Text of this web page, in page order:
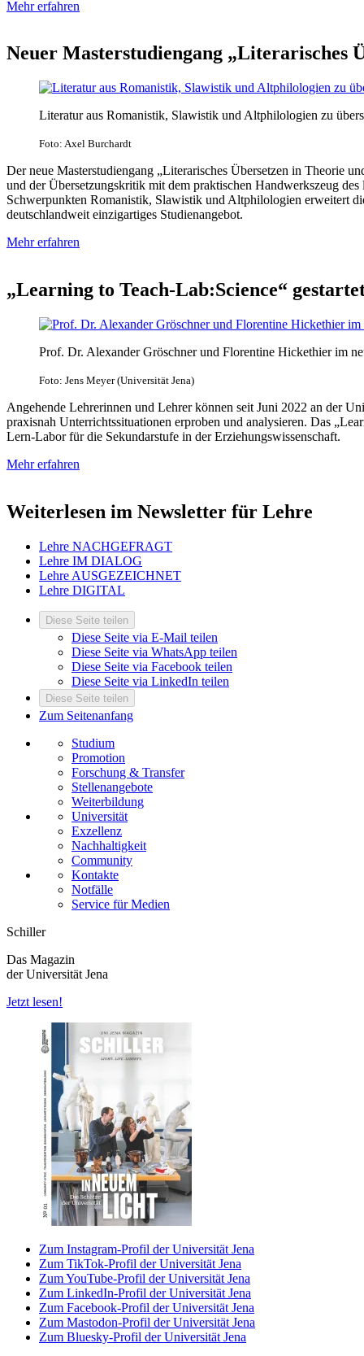
Mehr erfahren
Neuer Masterstudiengang „Literarisches
Literatur aus Romanistik, Slawistik und Altphilologien zu
Foto: Axel Burchardt
Der neue Masterstudiengang „Literarisches Übersetzen in Theorie
und der Übersetzungskritik mit dem praktischen Handwerkszeug
Schwerpunkten Romanistik, Slawistik und Altphilologien erweitert
deutschlandweit einzigartiges Studienangebot.
Mehr erfahren
„Learning to Teach-Lab:Science“
Prof. Dr. Alexander Gröschner und Florentine Hickethier im
Foto: Jens Meyer (Universität Jena)
Angehende Lehrerinnen und Lehrer können seit Juni 2022 an der
praxisnah Unterrichtssituationen erproben und analysieren. Das
Lern-Labor für die Sekundarstufe in der Erziehungs­wissenschaft.
Mehr erfahren
Weiterlesen im Newsletter für Lehre
Lehre NACHGEFRAGT
Lehre IM DIALOG
Lehre AUSGEZEICHNET
Lehre DIGITAL
Diese Seite teilen
Diese Seite via E-Mail teilen
Diese Seite via WhatsApp teilen
Diese Seite via Facebook teilen
Diese Seite via LinkedIn teilen
Diese Seite teilen
Zum Seitenanfang
Studium
Promotion
Forschung & Transfer
Stellenangebote
Weiterbildung
Universität
Exzellenz
Nachhaltigkeit
Community
Kontakte
Notfälle
Service für Medien
Schiller
Das Magazin
der Universität Jena
Jetzt lesen!
Zum Instagram-Profil der Universität Jena
Zum TikTok-Profil der Universität Jena
Zum YouTube-Profil der Universität Jena
Zum LinkedIn-Profil der Universität Jena
Zum Facebook-Profil der Universität Jena
Zum Mastodon-Profil der Universität Jena
Zum Bluesky-Profil der Universität Jena